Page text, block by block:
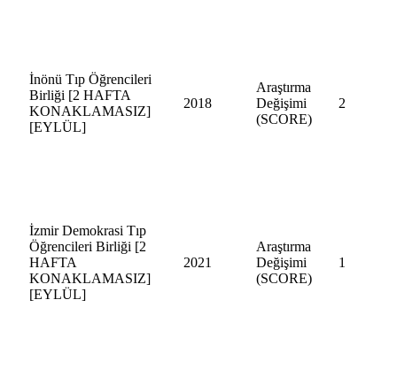
İnönü Tıp Öğrencileri
Birliği [2 HAFTA
KONAKLAMASIZ]
[EYLÜL]
2018
Araştırma
Değişimi
(SCORE)
2
İzmir Demokrasi Tıp
Öğrencileri Birliği [2
HAFTA
KONAKLAMASIZ]
[EYLÜL]
2021
Araştırma
Değişimi
(SCORE)
1